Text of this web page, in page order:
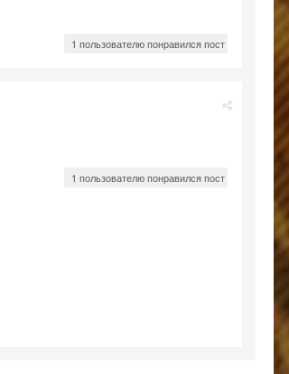
1 пользователю понравился пост
1 пользователю понравился пост